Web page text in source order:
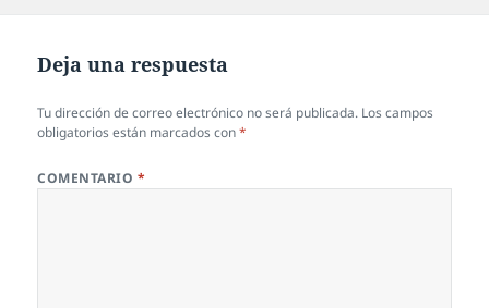
Deja una respuesta
Tu dirección de correo electrónico no será publicada. Los campos
obligatorios están marcados con*
COMENTARIO *